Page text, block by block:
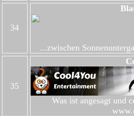
34
...zwischen
35
Was ist angesagt und